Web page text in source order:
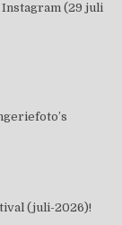
Instagram (29 juli
(juli-2026)!